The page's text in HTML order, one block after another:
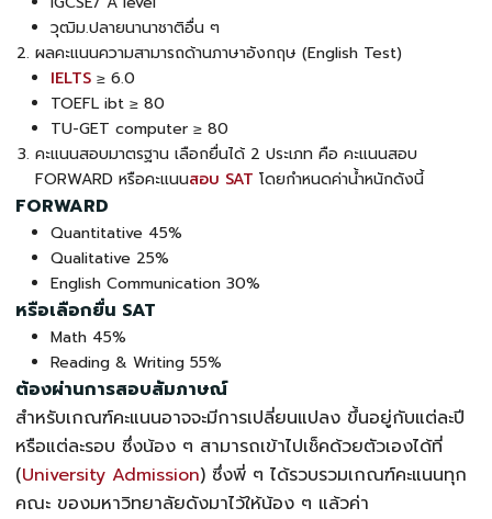
วุฒิม.ปลายนานาชาติอื่น ๆ
ผลคะแนนความสามารถด้านภาษาอังกฤษ (English Test)
IELTS ≥ 6.0
TOEFL ibt ≥ 80
TU-GET computer ≥ 80
คะแนนสอบมาตรฐาน เลือกยื่นได้ 2 ประเภท คือ คะแนนสอบ
FORWARD หรือคะแนนสอบ SAT โดยกำหนดค่าน้ำหนักดังนี้
FORWARD
Quantitative 45%
Qualitative 25%
English Communication 30%
หรือเลือกยื่น SAT
Math 45%
Reading & Writing 55%
ต้องผ่านการสอบสัมภาษณ์
สำหรับเกณฑ์คะแนนอาจจะมีการเปลี่ยนแปลง ขึ้นอยู่กับแต่ละปี
หรือแต่ละรอบ ซึ่งน้อง ๆ สามารถเข้าไปเช็คด้วยตัวเองได้ที่
(University Admission) ซึ่งพี่ ๆ ได้รวบรวมเกณฑ์คะแนนทุก
คณะ ของมหาวิทยาลัยดังมาไว้ให้น้อง ๆ แล้วค่า